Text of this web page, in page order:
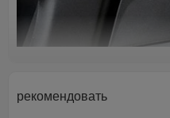
рекомендовать